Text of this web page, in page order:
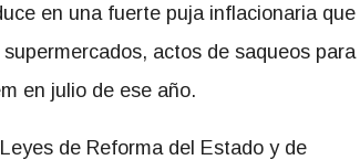
en una fuerte puja inflacionaria que
actos de saqueos para
en julio de ese año.
de Reforma del Estado y de